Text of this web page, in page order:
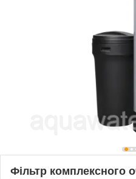
Фільтр комплексного